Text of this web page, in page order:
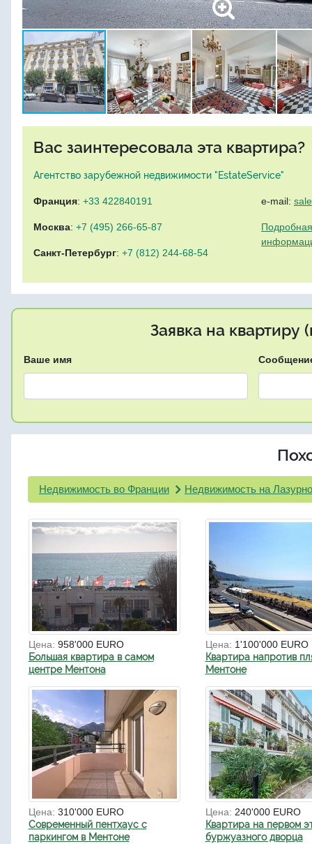
Вас заинтересовала эта квартира?
Агентство зарубежной недвижимости "EstateService"
Франция: +33 422840191
Москва: +7 (495) 266-65-87
Санкт-Петербург: +7 (812) 244-68-54
e-mail:
Заявка на квартиру
Ваше имя
Недвижимость во Франции Недвижимость на
Цена: 958'000 EURO
Большая квартира в самом
центре Ментона
Цена: 1'100'000 EURO
Квартира напротив
Ментоне
Цена: 310'000 EURO
Современный пентхаус с
паркингом в Ментоне
Цена: 240'000 EURO
Квартира на первом
буржуазного дворца